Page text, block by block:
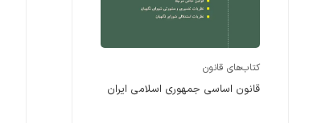
مولفین و مترجمین
ارتباط با ما
کتاب‌های قانون
قانون اساسی جمهوری اسلامی ایران